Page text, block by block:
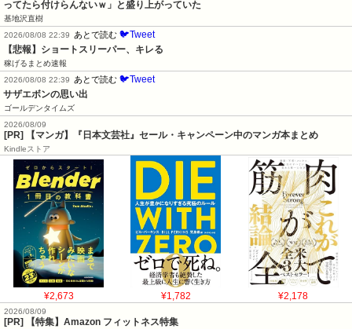
ってたら付けらんないｗ」と盛り上がっていた
基地沢直樹
2026/08/08 22:39
あとで読む 🐦Tweet
【悲報】ショートスリーパー、キレる
稼げるまとめ速報
2026/08/08 22:39
あとで読む 🐦Tweet
サザエボンの思い出
ゴールデンタイムズ
2026/08/09
[PR] 【マンガ】『日本文芸社』セール・キャンペーン中のマンガ本まとめ
Kindleストア
¥2,673 ¥1,782 ¥2,178
2026/08/09
[PR] 【特集】Amazon フィットネス特集